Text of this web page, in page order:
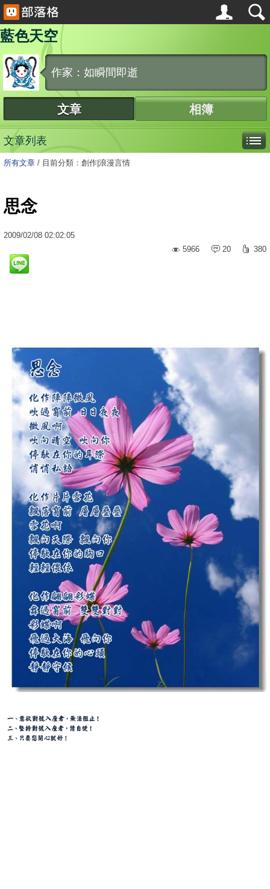
藍色天空
作家：如瞬間即逝
文章 相簿
文章列表
所有文章 / 目前分類：創作|浪漫言情
思念
2009/02/08 02:02:05
5966
20 380